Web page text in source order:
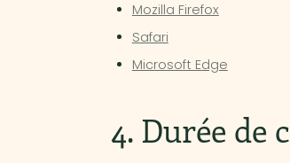
Mozilla Firefox
Safari
Microsoft Edge
4. Durée de